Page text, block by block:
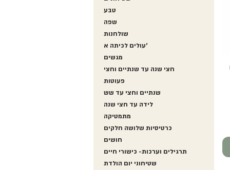
טבע
שפה
שולחנות
עולים לכיתה א'
מגשים
חצי שנה עד שנתיים וחצי
פעוטות
שנתיים וחצי עד שש
לידה עד חצי שנה
מתמטיקה
כרטיסיות שלושה חלקים
חושים
תרגילים וערכות- כישורי חיים
שטיחוני יום הולדת